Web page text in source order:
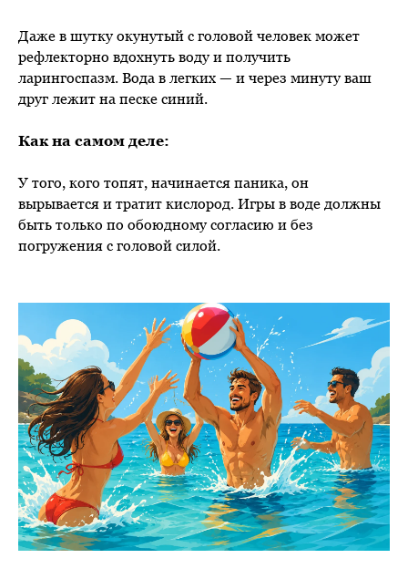
Даже в шутку окунутый с головой человек может
рефлекторно вдохнуть воду и получить
ларингоспазм. Вода в легких — и через минуту ваш
друг лежит на песке синий.
Как на самом деле:
У того, кого топят, начинается паника, он
вырывается и тратит кислород. Игры в воде должны
быть только по обоюдному согласию и без
погружения с головой силой.